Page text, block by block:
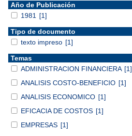
Año de Publicación
1981
[1]
Tipo de documento
texto impreso [1]
Temas
ADMINISTRACION FINANCIERA [1]
ANALISIS COSTO-BENEFICIO [1]
ANALISIS ECONOMICO [1]
EFICACIA DE COSTOS [1]
EMPRESAS [1]